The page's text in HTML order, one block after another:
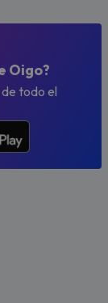
Oigo?
todo el